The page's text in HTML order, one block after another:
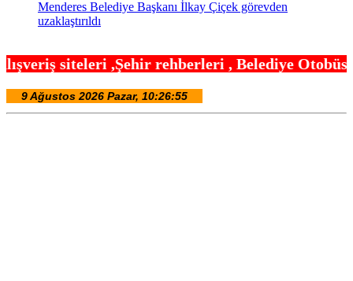
Menderes Belediye Başkanı İlkay Çiçek görevden
uzaklaştırıldı
,Şehir rehberleri , Belediye